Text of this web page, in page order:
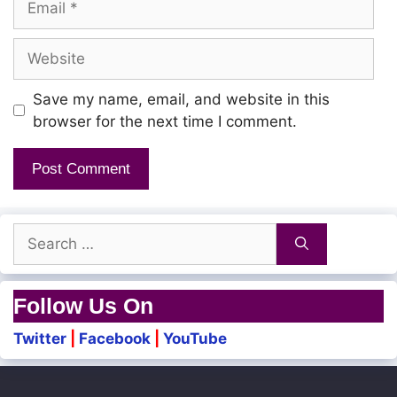
Adhu silai endraal verum silai thaan
Dheivam endraal adhu dheivam
Adhu silai endraal verum silai thaan
Undendraal adhu undu
Ullam enbadhu aamai
Adhil unmai enbadhu oomai
Save my name, email, and website in this
browser for the next time I comment.
for:
Follow Us On
Twitter Facebook YouTube